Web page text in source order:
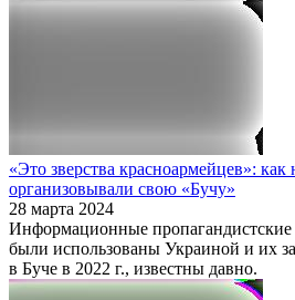
«Это зверства красноармейцев»:
организовывали свою «Бучу»
28 марта 2024
Информационные пропагандистские
были использованы Украиной и их
в Буче в 2022 г., известны давно.